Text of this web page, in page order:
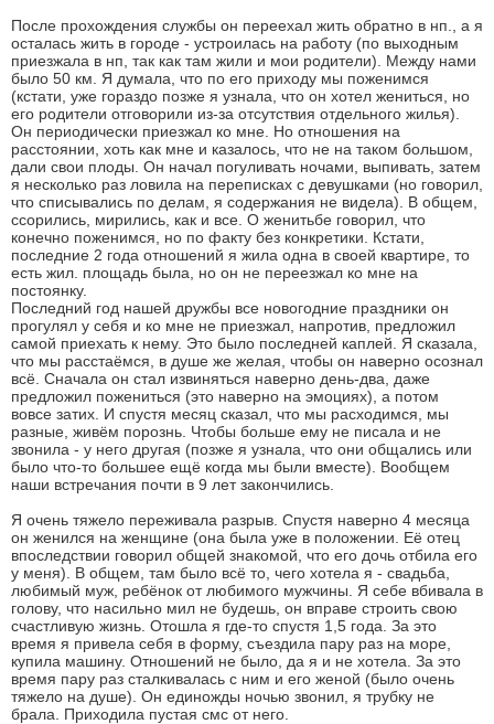
После прохождения службы он переехал жить обратно в нп., а я
осталась жить в городе - устроилась на работу (по выходным
приезжала в нп, так как там жили и мои родители). Между нами
было 50 км. Я думала, что по его приходу мы поженимся
(кстати, уже гораздо позже я узнала, что он хотел жениться, но
его родители отговорили из-за отсутствия отдельного жилья).
Он периодически приезжал ко мне. Но отношения на
расстоянии, хоть как мне и казалось, что не на таком большом,
дали свои плоды. Он начал погуливать ночами, выпивать, затем
я несколько раз ловила на переписках с девушками (но говорил,
что списывались по делам, я содержания не видела). В общем,
ссорились, мирились, как и все. О женитьбе говорил, что
конечно поженимся, но по факту без конкретики. Кстати,
последние 2 года отношений я жила одна в своей квартире, то
есть жил. площадь была, но он не переезжал ко мне на
постоянку.
Последний год нашей дружбы все новогодние праздники он
прогулял у себя и ко мне не приезжал, напротив, предложил
самой приехать к нему. Это было последней каплей. Я сказала,
что мы расстаёмся, в душе же желая, чтобы он наверно осознал
всё. Сначала он стал извиняться наверно день-два, даже
предложил пожениться (это наверно на эмоциях), а потом
вовсе затих. И спустя месяц сказал, что мы расходимся, мы
разные, живём порознь. Чтобы больше ему не писала и не
звонила - у него другая (позже я узнала, что они общались или
было что-то большее ещё когда мы были вместе). Вообщем
наши встречания почти в 9 лет закончились.
Я очень тяжело переживала разрыв. Спустя наверно 4 месяца
он женился на женщине (она была уже в положении. Её отец
впоследствии говорил общей знакомой, что его дочь отбила его
у меня). В общем, там было всё то, чего хотела я - свадьба,
любимый муж, ребёнок от любимого мужчины. Я себе вбивала в
голову, что насильно мил не будешь, он вправе строить свою
счастливую жизнь. Отошла я где-то спустя 1,5 года. За это
время я привела себя в форму, съездила пару раз на море,
купила машину. Отношений не было, да я и не хотела. За это
время пару раз сталкивалась с ним и его женой (было очень
тяжело на душе). Он единожды ночью звонил, я трубку не
брала. Приходила пустая смс от него.